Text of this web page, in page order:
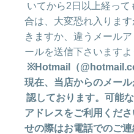
いてから2日以上経っ
合は、大変恐れ入りま
きますか、違うメール
ールを送信下さいます
※Hotmail（
現在、当店からのメー
認しております。可能
アドレスをご利用くだ
せの際はお電話でのご